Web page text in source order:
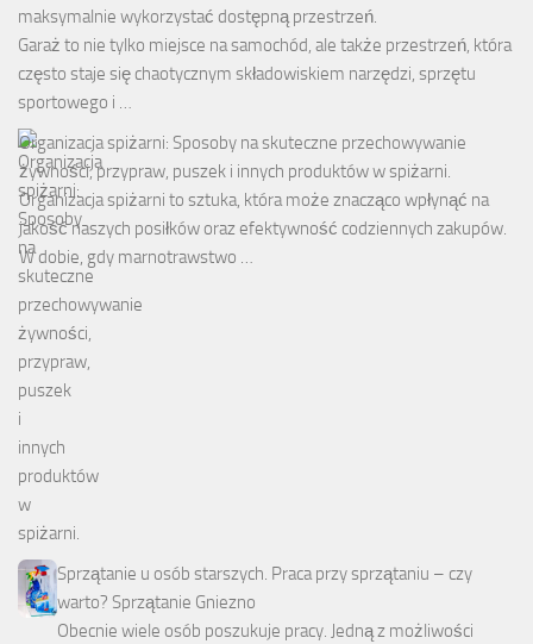
maksymalnie wykorzystać dostępną przestrzeń.
Garaż to nie tylko miejsce na samochód, ale także przestrzeń, która
często staje się chaotycznym składowiskiem narzędzi, sprzętu
sportowego i …
Organizacja spiżarni: Sposoby na skuteczne przechowywanie
żywności, przypraw, puszek i innych produktów w spiżarni.
Organizacja spiżarni to sztuka, która może znacząco wpłynąć na
jakość naszych posiłków oraz efektywność codziennych zakupów.
W dobie, gdy marnotrawstwo …
Sprzątanie u osób starszych. Praca przy sprzątaniu – czy
warto? Sprzątanie Gniezno
Obecnie wiele osób poszukuje pracy. Jedną z możliwości